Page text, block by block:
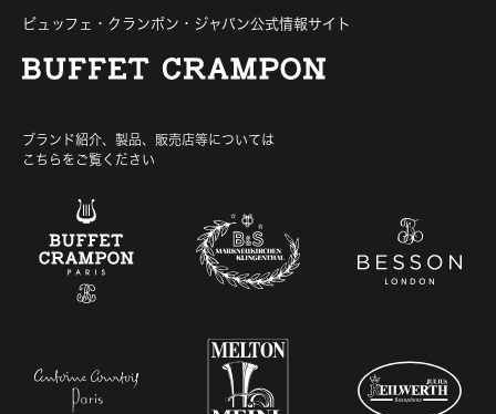
ビュッフェ・クランポン・ジャパン公式情報サイト
ブランド紹介、製品、販売店等については
こちらをご覧ください